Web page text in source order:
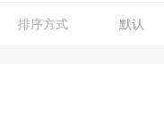
排序方式 默认